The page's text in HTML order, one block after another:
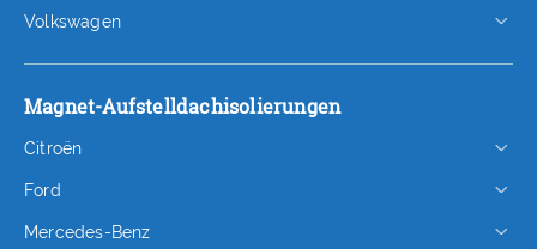
Volkswagen
Magnet-Aufstelldachisolierungen
Citroën
Ford
Mercedes-Benz